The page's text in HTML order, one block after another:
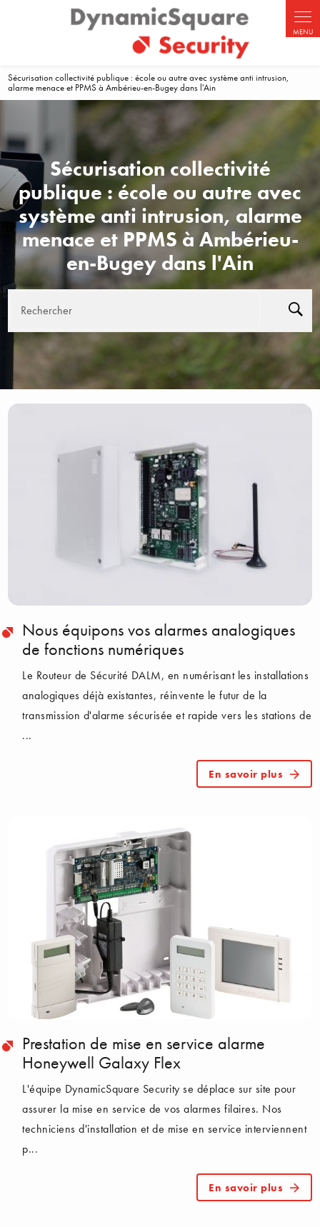
Sécurisation collectivité publique : école ou autre avec système anti intrusion,
alarme menace et PPMS à Ambérieu-en-Bugey dans l'Ain
Sécurisation collectivité
publique : école ou autre avec
système anti intrusion, alarme
menace et PPMS à Ambérieu-
en-Bugey dans l'Ain
Rechercher
Nous équipons vos alarmes analogiques
de fonctions numériques
Le Routeur de Sécurité DALM, en numérisant les installations
analogiques déjà existantes, réinvente le futur de la
transmission d'alarme sécurisée et rapide vers les stations de
...
En savoir plus
Prestation de mise en service alarme
Honeywell Galaxy Flex
L'équipe DynamicSquare Security se déplace sur site pour
assurer la mise en service de vos alarmes filaires. Nos
techniciens d'installation et de mise en service interviennent
p...
En savoir plus
Panneau de gestion des cookies